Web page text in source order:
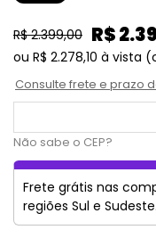
R$ 2.399,00 R$
ou R$ 2.278,10 à vista
Consulte frete e prazo
Não sabe o CEP?
Frete grátis nas
regiões Sul e Sudeste.